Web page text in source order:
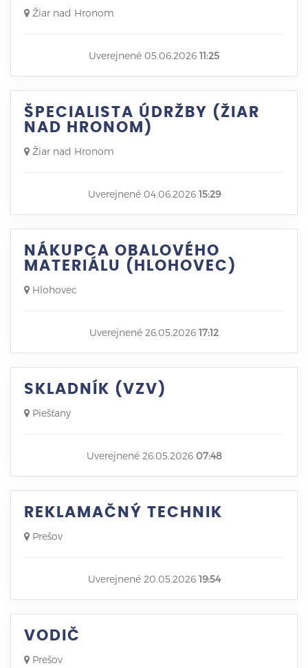
Žiar nad Hronom
Uverejnené 05.06.2026 11:25
ŠPECIALISTA ÚDRŽBY (ŽIAR
NAD HRONOM)
Žiar nad Hronom
Uverejnené 04.06.2026 15:29
NÁKUPCA OBALOVÉHO
MATERIÁLU (HLOHOVEC)
Hlohovec
Uverejnené 26.05.2026 17:12
SKLADNÍK (VZV)
Piešťany
Uverejnené 26.05.2026 07:48
REKLAMAČNÝ TECHNIK
Prešov
Uverejnené 20.05.2026 19:54
VODIČ
Prešov